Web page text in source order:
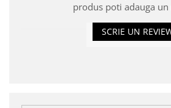
produs poti adauga un
SCRIE UN